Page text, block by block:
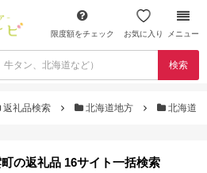
限度額をチェック お気に入り メニュー
検索
返礼品検索 北海道地方 北海道
の返礼品 16サイト一括検索